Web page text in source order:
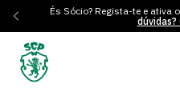
És Sócio? Regista-te e ativa
dúvidas?